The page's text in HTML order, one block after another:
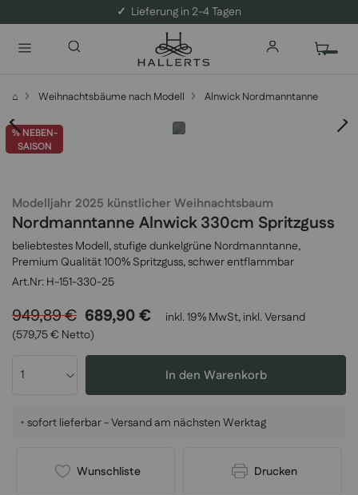
✓ Lieferung in 2-4 Tagen
⌂ Weihnachtsbäume nach Modell Alnwick Nordmanntanne
% NEBEN-
SAISON
Modelljahr 2025 künstlicher Weihnachtsbaum
Nordmanntanne Alnwick 330cm Spritzguss
beliebtestes Modell, stufige dunkelgrüne Nordmanntanne,
Premium Qualität 100% Spritzguss, schwer entflammbar
H-151-330-25
949,89 € 689,90 €
(579,75 € Netto)
inkl. 19% MwSt, inkl.Versand
In den Warenkorb
• sofort lieferbar - Versand am nächsten Werktag
Wunschliste Drucken